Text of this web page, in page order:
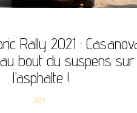
Rally 2021 :
au bout du suspens sur
l’asphalte !
2021